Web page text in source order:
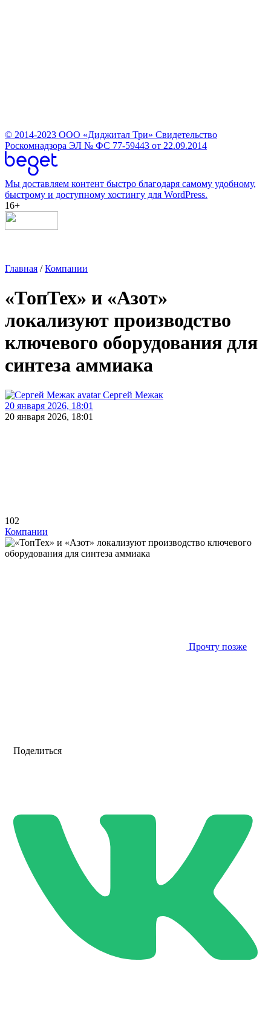
© 2014-2023 ООО «Диджитал Три» Свидетельство
Роскомнадзора ЭЛ № ФС 77-59443 от 22.09.2014
Мы доставляем контент быстро благодаря самому удобному,
быстрому и доступному хостингу для WordPress.
16+
Главная /Компании
«ТопТех» и «Азот»
локализуют производство
ключевого оборудования для
синтеза аммиака
Сергей Межак
20 января 2026, 18:01
20 января 2026, 18:01
102
Компании
Прочту позже
Поделиться